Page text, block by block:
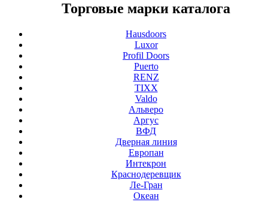
Торговые марки каталога
Hausdoors
Luxor
Profil Doors
Puerto
RENZ
TIXX
Valdo
Альверо
Аргус
ВФД
Дверная линия
Европан
Интекрон
Краснодеревщик
Ле-Гран
Океан